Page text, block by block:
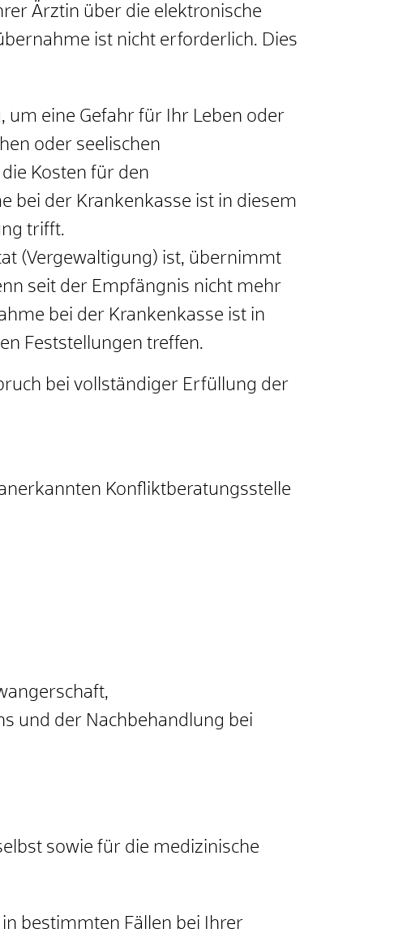
Ärztin über die elektronische
ist nicht erforderlich. Dies
um eine Gefahr für Ihr Leben oder
oder seelischen
Kosten für den
bei der Krankenkasse ist in diesem
trifft.
(Vergewaltigung) ist, übernimmt
seit der Empfängnis nicht mehr
bei der Krankenkasse ist in
Feststellungen treffen.
bei vollständiger Erfüllung der
Konfliktberatungsstelle
und der Nachbehandlung bei
sowie für die medizinische
bestimmten Fällen bei Ihrer